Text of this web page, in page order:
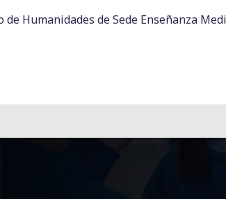
Humanidades de Sede Enseñanza